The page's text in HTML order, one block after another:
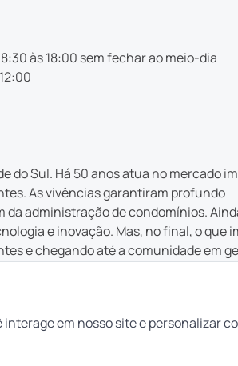
às 18:00 sem fechar ao meio-dia
do Sul. Há 50 anos atua no mercado
As vivências garantiram profundo
administração de condomínios.
e inovação. Mas, no final, o que
e chegando até a comunidade em
em nosso site e personalizar